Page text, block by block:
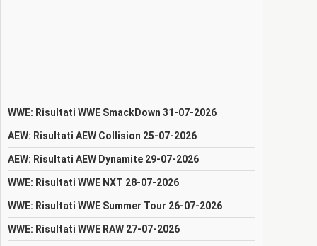
WWE: Risultati WWE SmackDown 31-07-2026
AEW: Risultati AEW Collision 25-07-2026
AEW: Risultati AEW Dynamite 29-07-2026
WWE: Risultati WWE NXT 28-07-2026
WWE: Risultati WWE Summer Tour 26-07-2026
WWE: Risultati WWE RAW 27-07-2026